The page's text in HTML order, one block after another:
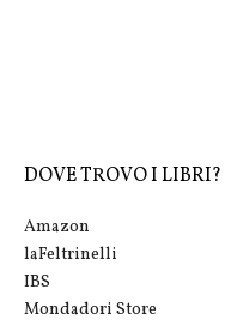
DOVE TROVO I LIBRI?
Amazon
laFeltrinelli
IBS
Mondadori Store